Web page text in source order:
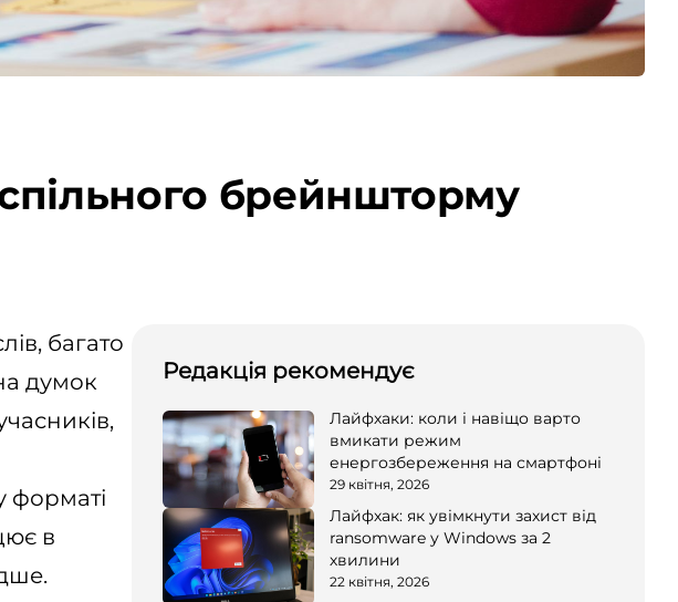
брейншторму
багато
думок
форматі
в
Редакція рекомендує
Лайфхаки: коли і навіщо варто
вмикати режим
енергозбереження на смартфоні
29 квітня, 2026
Лайфхак: як увімкнути захист від
ransomware у Windows за 2
хвилини
22 квітня, 2026